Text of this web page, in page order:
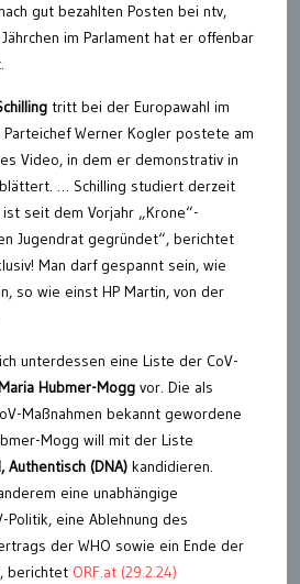
gut bezahlten Posten bei ntv,
im Parlament hat er offenbar
tritt bei der Europawahl im
Parteichef Werner Kogler postete am
Video, in dem er demonstrativ in
blättert. … Schilling studiert derzeit
seit dem Vorjahr „Krone“-
Jugendrat gegründet“, berichtet
Man darf gespannt sein, wie
so wie einst HP Martin, von der
unterdessen eine Liste der CoV-
Maria Hubmer-Mogg vor. Die als
Maßnahmen bekannt gewordene
Mogg will mit der Liste
Authentisch (DNA) kandidieren.
eine unabhängige
Politik, eine Ablehnung des
der WHO sowie ein Ende der
berichtet ORF.at (29.2.24)